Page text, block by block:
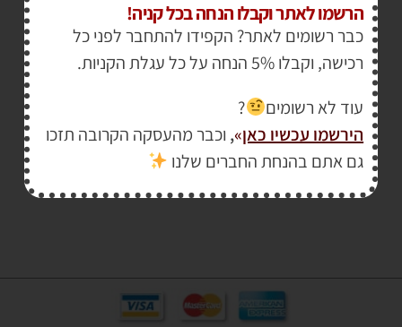
₪299.00
₪279.00
הרשמו לאתר וקבלו הנחה בכל קניה!
כבר רשומים לאתר? הקפידו להתחבר לפני כל
רכישה, וקבלו 5% הנחה על כל עגלת הקניות.
עוד לא רשומים
?
הירשמו עכשיו כאן»
, וכבר מהעסקה הקרובה תזכו
גם אתם בהנחת החברים שלנו